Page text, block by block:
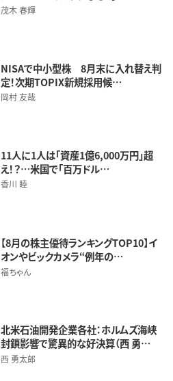
茂木 春輝
NISAで中小型株 8月末に入れ替え判
定！次期TOPIX新規採用候…
岡村 友哉
11人に1人は「資産1億6,000万円」超
え！？…米国で「百万ドル…
香川 睦
【8月の株主優待ランキングTOP10】イ
オンやビックカメラ“例年の…
福ちゃん
北米石油開発企業各社：ホルムズ海峡
封鎖影響で驚異的な好決算（西 勇…
西 勇太郎